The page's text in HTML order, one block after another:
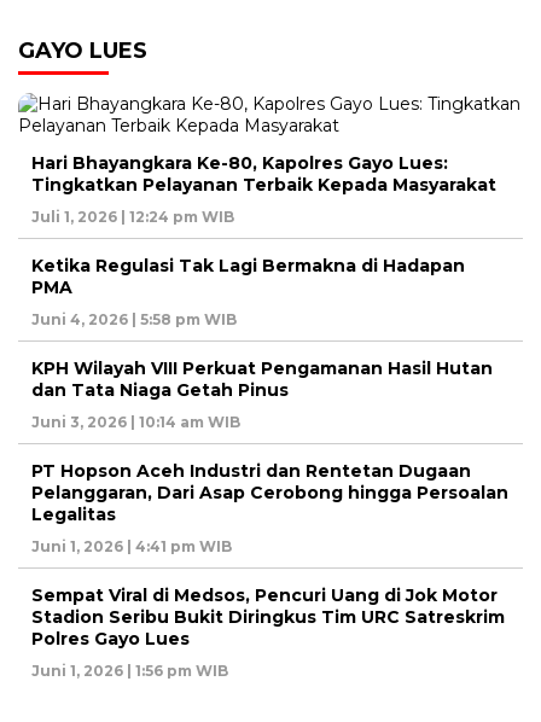
GAYO LUES
Hari Bhayangkara Ke-80, Kapolres Gayo Lues:
Tingkatkan Pelayanan Terbaik Kepada Masyarakat
Juli 1, 2026 | 12:24 pm WIB
Ketika Regulasi Tak Lagi Bermakna di Hadapan
PMA
Juni 4, 2026 | 5:58 pm WIB
KPH Wilayah VIII Perkuat Pengamanan Hasil Hutan
dan Tata Niaga Getah Pinus
Juni 3, 2026 | 10:14 am WIB
PT Hopson Aceh Industri dan Rentetan Dugaan
Pelanggaran, Dari Asap Cerobong hingga Persoalan
Legalitas
Juni 1, 2026 | 4:41 pm WIB
Sempat Viral di Medsos, Pencuri Uang di Jok Motor
Stadion Seribu Bukit Diringkus Tim URC Satreskrim
Polres Gayo Lues
Juni 1, 2026 | 1:56 pm WIB